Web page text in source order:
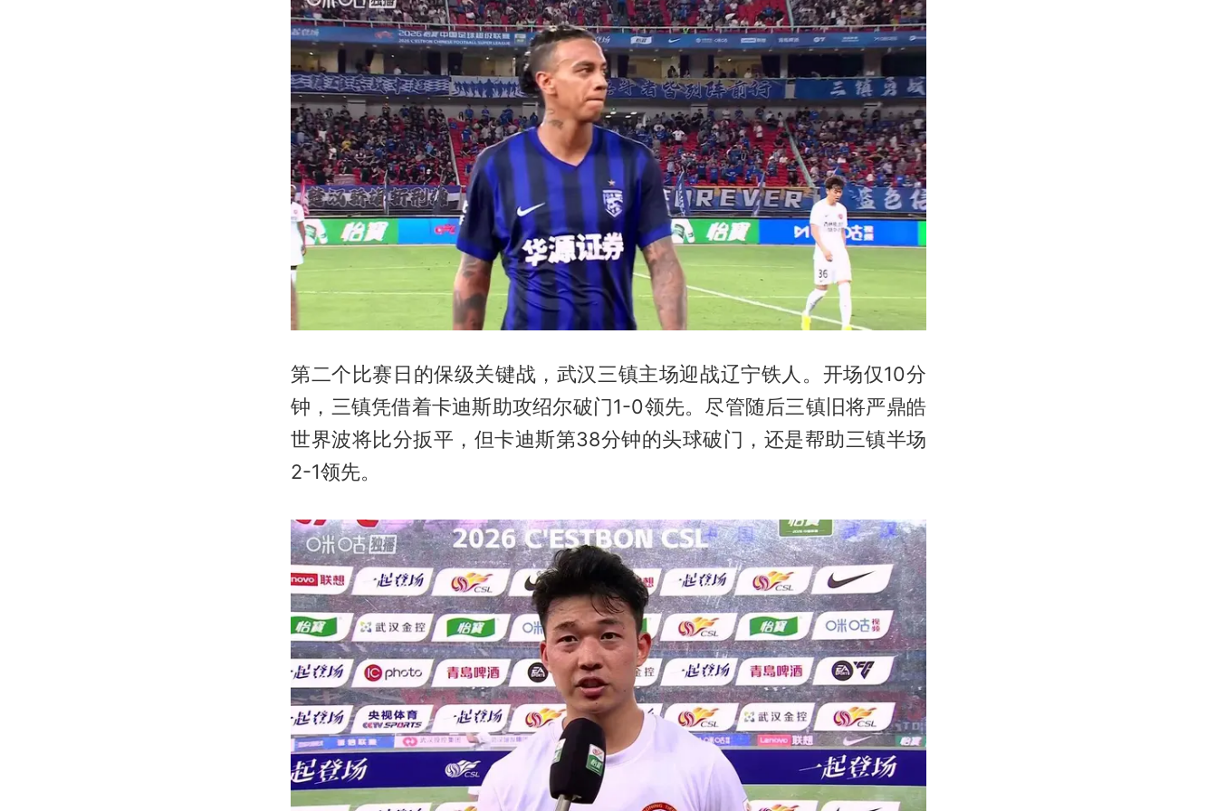
第二个比赛日的保级关键战，武汉三镇主场迎战辽宁铁人。开场仅10分
钟，三镇凭借着卡迪斯助攻绍尔破门1-0领先。尽管随后三镇旧将严鼎皓
世界波将比分扳平，但卡迪斯第38分钟的头球破门，还是帮助三镇半场
2-1领先。